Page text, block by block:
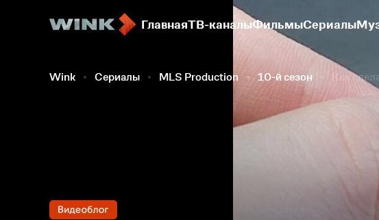
ГлавнаяТВ-каналыФильмыСериалы
Wink Сериалы MLS Production 10-й сезон Как